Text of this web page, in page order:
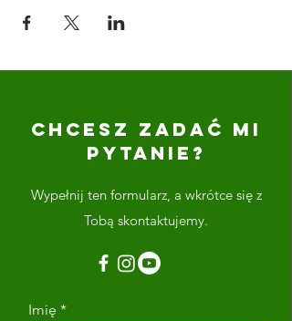
CHCESZ ZADAĆ MI
PYTANIE?
Wypełnij ten formularz, a wkrótce się z
Tobą skontaktujemy.
Imię